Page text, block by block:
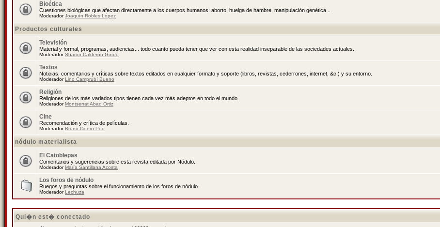
Bioética
Cuestiones biológicas que afectan directamente a los cuerpos humanos: aborto, huelga de hambre, manipulación genética...
ModeradorJoaquín Robles López
Productos culturales
Televisión
Material y formal, programas, audiencias... todo cuanto pueda tener que ver con esta realidad inseparable de las sociedades actuales.
ModeradorSharon Calderón Gordo
Textos
Noticias, comentarios y críticas sobre textos editados en cualquier formato y soporte (libros, revistas, cederrones, internet, &c.) y su entorno.
ModeradorLino Camprubí Bueno
Religión
Religiones de los más variados tipos tienen cada vez más adeptos en todo el mundo.
ModeradorMontserrat Abad Ortiz
Cine
Recomendación y crítica de películas.
ModeradorBruno Cicero Poo
nódulo materialista
El Catoblepas
Comentarios y sugerencias sobre esta revista editada por Nódulo.
ModeradorMaría Santillana Acosta
Los foros de nódulo
Ruegos y preguntas sobre el funcionamiento de los foros de nódulo.
ModeradorLechuza
Qui�n est� conectado